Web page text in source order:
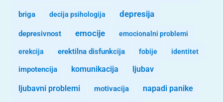
briga decija psihologija depresija
depresivnost emocije emocionalni problemi
erekcija erektilna disfunkcija fobije identitet
impotencija komunikacija ljubav
ljubavni problemi motivacija napadi panike